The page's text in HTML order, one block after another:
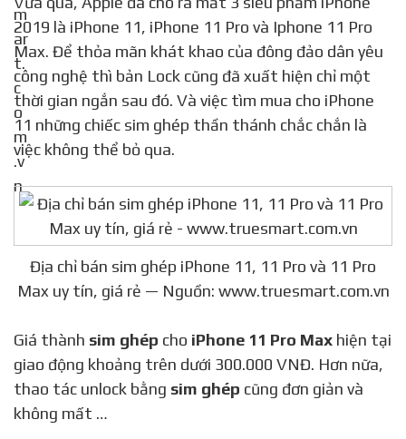
2019 là iPhone 11, iPhone 11 Pro và Iphone 11 Pro
Max. Để thỏa mãn khát khao của đông đảo dân yêu
công nghệ thì bản Lock cũng đã xuất hiện chỉ một
thời gian ngắn sau đó. Và việc tìm mua cho iPhone
11 những chiếc sim ghép thần thánh chắc chắn là
việc không thể bỏ qua.
Địa chỉ bán sim ghép iPhone 11, 11 Pro và 11 Pro
Max uy tín, giá rẻ — Nguồn: www.truesmart.com.vn
Giá thành sim ghép cho iPhone 11 Pro Max hiện tại
giao động khoảng trên dưới 300.000 VNĐ. Hơn nữa,
thao tác unlock bằng sim ghép cũng đơn giản và
không mất …